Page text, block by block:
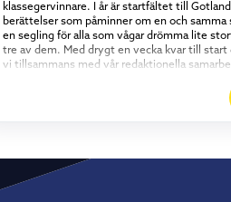
klassegervinnare. I år är startfältet till
berättelser som påminner om en och samma
en segling för alla som vågar drömma lite
tre av dem. Med drygt en vecka kvar till start
vi tillsammans med vår redaktionella
Skippo mött några av de besättningar som
av Gotland Runt. En sak är tydlig genom alla
Gotland Runt är inte bara för proffsen.
Oriole tillsammans med sin pappa. Det är en
pålitlig kryssare som passar upplägget